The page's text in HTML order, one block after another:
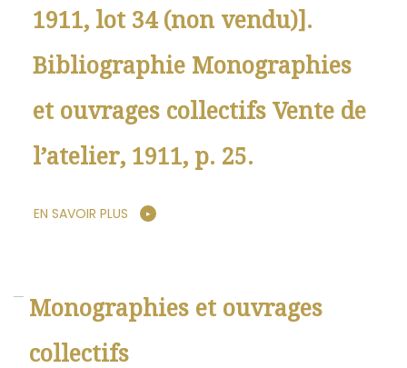
1911, lot 34 (non vendu)].
Bibliographie Monographies
et ouvrages collectifs Vente de
l’atelier, 1911, p. 25.
EN SAVOIR PLUS
Monographies et ouvrages
collectifs